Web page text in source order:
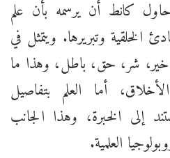
كانط أن يرسمه بأن علم
الخلقية وتبريرها. ويتمثل في
خير، شر، حق، باطل، وهذا ما
أما العلم بتفاصيل
إلى الخبرة، وهذا الجانب
العلمية.